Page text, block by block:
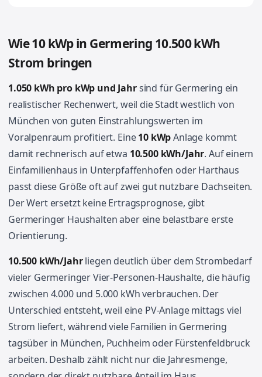
Wie 10 kWp in Germering 10.500 kWh
Strom bringen
1.050 kWh pro kWp und Jahrsind für Germering ein
realistischer Rechenwert, weil die Stadt westlich von
München von guten Einstrahlungswerten im
Voralpenraum profitiert. Eine10 kWpAnlage kommt
damit rechnerisch auf etwa 10.500 kWh/Jahr. Auf einem
Einfamilienhaus in Unterpfaffenhofen oder Harthaus
passt diese Größe oft auf zwei gut nutzbare Dachseiten.
Der Wert ersetzt keine Ertragsprognose, gibt
Germeringer Haushalten aber eine belastbare erste
Orientierung.
10.500 kWh/Jahrliegen deutlich über dem Strombedarf
vieler Germeringer Vier-Personen-Haushalte, die häufig
zwischen 4.000 und 5.000 kWh verbrauchen. Der
Unterschied entsteht, weil eine PV-Anlage mittags viel
Strom liefert, während viele Familien in Germering
tagsüber in München, Puchheim oder Fürstenfeldbruck
arbeiten. Deshalb zählt nicht nur die Jahresmenge,